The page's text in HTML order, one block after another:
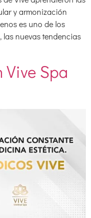
y armonización
es uno de los
las nuevas tendencias
Vive Spa